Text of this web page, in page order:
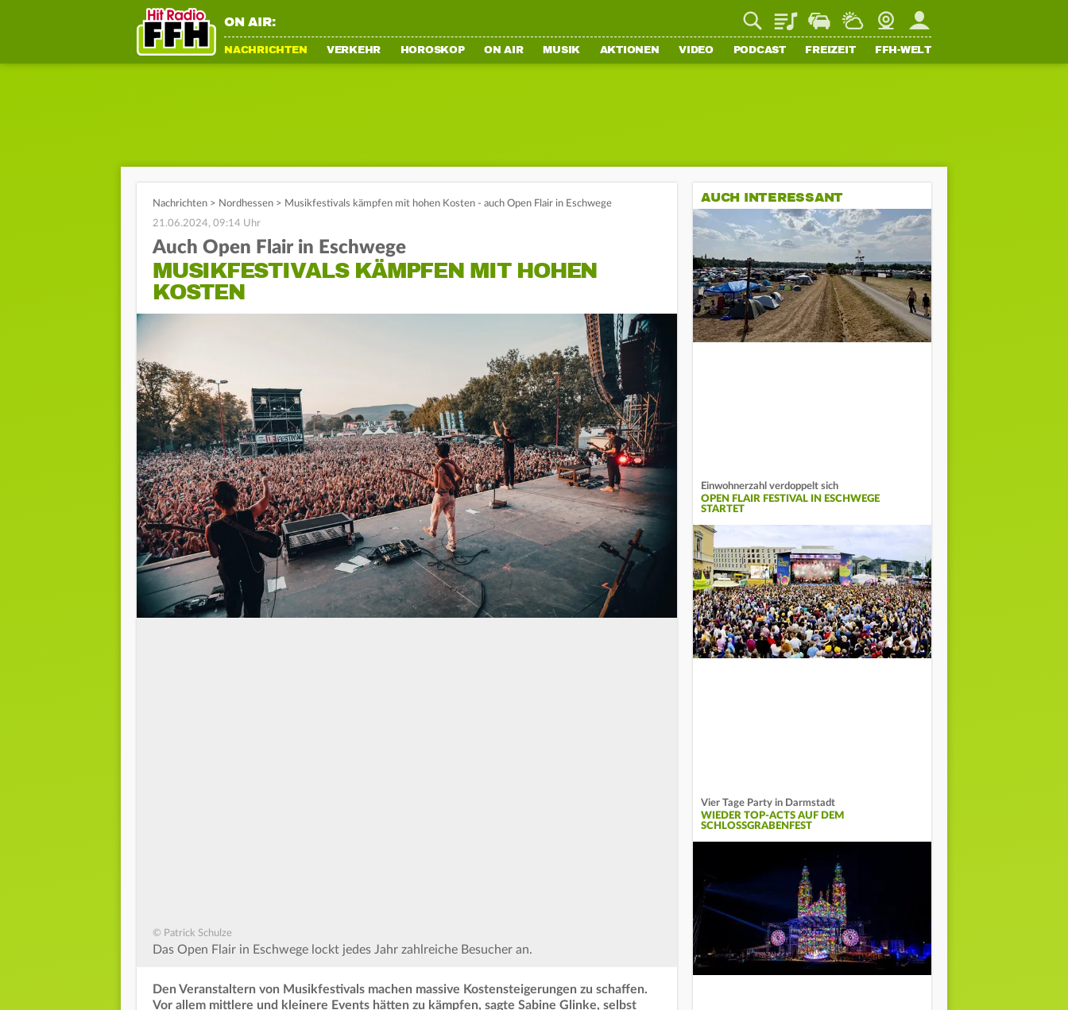
ON AIR: PlaylistStaupilotWetterWebcamMein FFH
NACHRICHTEN VERKEHR HOROSKOP ON AIR MUSIK AKTIONEN VIDEO PODCAST FREIZEIT FFH-WELT
Nachrichten > Nordhessen > Musikfestivals kämpfen mit hohen Kosten - auch Open Flair in Eschwege
21.06.2024, 09:14 Uhr
Auch Open Flair in Eschwege
MUSIKFESTIVALS KÄMPFEN MIT HOHEN
KOSTEN
© Patrick Schulze
Das Open Flair in Eschwege lockt jedes Jahr zahlreiche Besucher an.
Den Veranstaltern von Musikfestivals machen massive Kostensteigerungen zu schaffen.
Vor allem mittlere und kleinere Events hätten zu kämpfen, sagte Sabine Glinke, selbst
AUCH INTERESSANT
Einwohnerzahl verdoppelt sich
OPEN FLAIR FESTIVAL IN ESCHWEGE
STARTET
Vier Tage Party in Darmstadt
WIEDER TOP-ACTS AUF DEM
SCHLOSSGRABENFEST